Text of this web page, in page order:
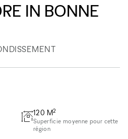
IN BONNE
120 M2
Superficie moyenne pour cette
région